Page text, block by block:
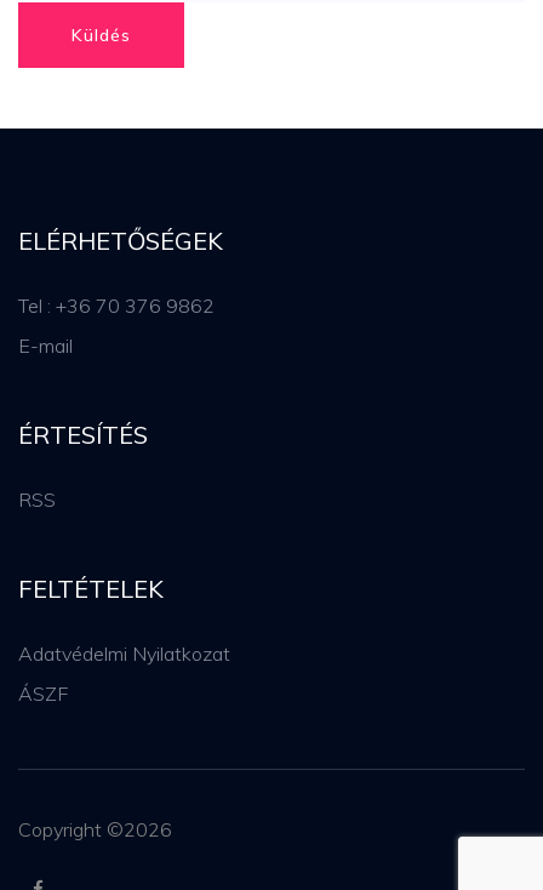
Küldés
ELÉRHETŐSÉGEK
Tel : +36 70 376 9862
E-mail
ÉRTESÍTÉS
RSS
FELTÉTELEK
Adatvédelmi Nyilatkozat
ÁSZF
Copyright ©2026